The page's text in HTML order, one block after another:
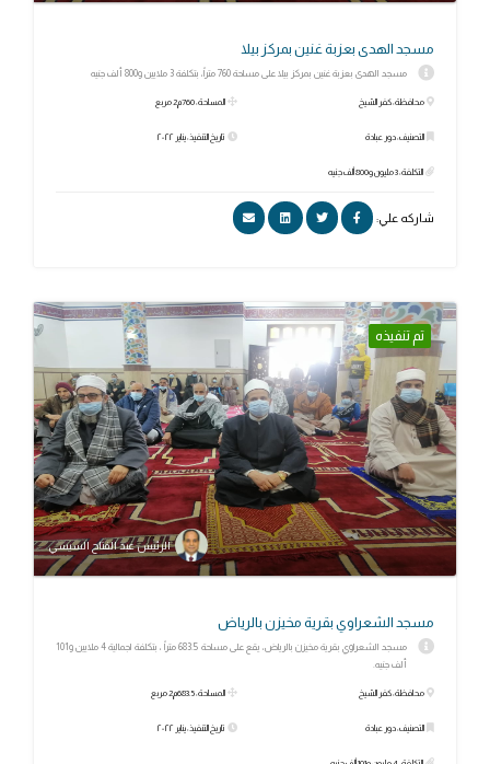
مسجد الهدى بعزبة غنين بمركز بيلا
مسجد الهدى بعزبة غنين بمركز بيلا على مساحة 760 متراً، بتكلفة 3 ملايين و800 ألف جنيه
محافظة: كفر الشيخ
التصنيف: دور عبادة
التكلفة: 3 مليون و800 ألف جنيه
المساحة: 760م2 مربع
تاريخ التنفيذ: يناير ٢٠٢٢
شاركه علي:
تم تنفيذه
الرئيس عبد الفتاح السيسي
مسجد الشعراوي بقرية مخيزن بالرياض
مسجد الشعراوي بقرية مخيزن بالرياض، يقع على مساحة 683.5 متراً ، بتكلفة اجمالية 4 ملايين و101
ألف جنيه.
محافظة: كفر الشيخ
التصنيف: دور عبادة
المساحة: 683.5م2 مربع
تاريخ التنفيذ: يناير ٢٠٢٢